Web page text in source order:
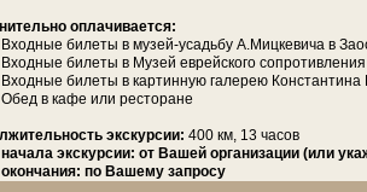
опла­чи­ва­ет­ся:
Вход­ные би­ле­ты в музей-усадьбу А.Миц­ке­ви­ча в
Вход­ные би­ле­ты в Музей ев­рей­ско­го со­про­тив­ле­ния
Вход­ные би­ле­ты в кар­тин­ную галерею Кон­стан­ти­на
Обед в ка­фе или ре­сто­ра­не
экс­кур­сии: 400 км, 13 ча­сов
экскурсии: от Вашей организации (или
по Вашему запросу